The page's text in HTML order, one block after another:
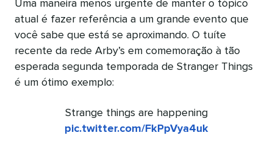
Uma maneira menos urgente de manter o tópico
atual é fazer referência a um grande evento que
você sabe que está se aproximando. O tuíte
recente da rede Arby’s em comemoração à tão
esperada segunda temporada de Stranger Things
é um ótimo exemplo:
Strange things are happening
pic.twitter.com/FkPpVya4uk